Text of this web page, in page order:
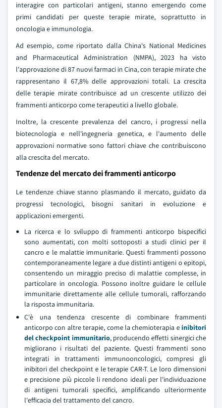
interagire con particolari antigeni, stanno emergendo come
primi candidati per queste terapie mirate, soprattutto in
oncologia e immunologia.
Ad esempio, come riportato dalla China's National Medicines
and Pharmaceutical Administration (NMPA), 2023 ha visto
l'approvazione di 87 nuovi farmaci in Cina, con terapie mirate che
rappresentano il 67,8% delle approvazioni totali. La crescita
delle terapie mirate contribuisce ad un crescente utilizzo dei
frammenti anticorpo come terapeutici a livello globale.
Inoltre, la crescente prevalenza del cancro, i progressi nella
biotecnologia e nell'ingegneria genetica, e l'aumento delle
approvazioni normative sono fattori chiave che contribuiscono
alla crescita del mercato.
Tendenze del mercato dei frammenti anticorpo
Le tendenze chiave stanno plasmando il mercato, guidato da
progressi tecnologici, bisogni sanitari in evoluzione e
applicazioni emergenti.
La ricerca e lo sviluppo di frammenti anticorpo bispecifici
sono aumentati, con molti sottoposti a studi clinici per il
cancro e le malattie immunitarie. Questi frammenti possono
contemporaneamente legare a due distinti antigeni o epitopi,
consentendo un miraggio preciso di malattie complesse, in
particolare in oncologia. Possono inoltre guidare le cellule
immunitarie direttamente alle cellule tumorali, rafforzando
la risposta immunitaria.
C'è una tendenza crescente di combinare frammenti
anticorpo con altre terapie, come la chemioterapia e inibitori
del checkpoint immunitario, producendo effetti sinergici che
migliorano i risultati del paziente. Questi frammenti sono
integrati in trattamenti immunooncologici, compresi gli
inibitori del checkpoint e le terapie CAR-T. Le loro dimensioni
e precisione più piccole li rendono ideali per l'individuazione
di antigeni tumorali specifici, amplificando ulteriormente
l'efficacia del trattamento del cancro.